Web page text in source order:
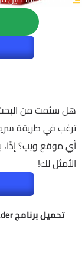
هل سئمت من البحث
ترغب في طريقة
الأمثل لك!